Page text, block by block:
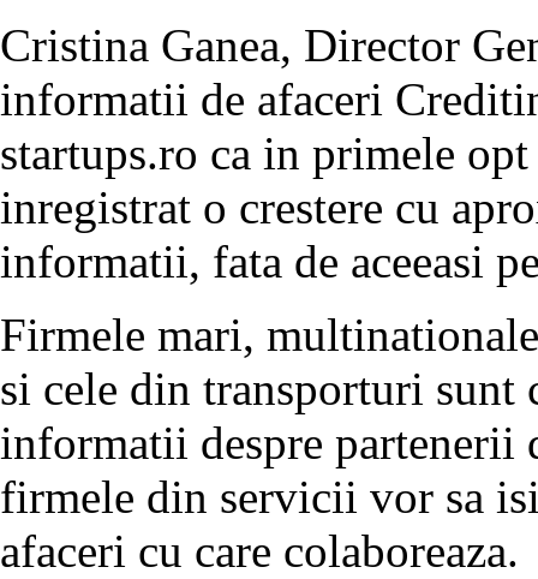
Cristina Ganea, Director
informatii de afaceri
startups.ro ca in primele
inregistrat o crestere cu
informatii, fata de aceeasi
Firmele mari,
si cele din transporturi sunt
informatii despre partenerii
firmele din servicii vor sa
afaceri cu care colaboreaza.